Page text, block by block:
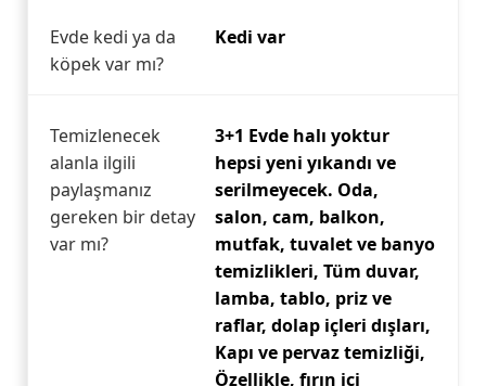
Evde kedi ya da
köpek var mı?
Kedi var
Temizlenecek
alanla ilgili
paylaşmanız
gereken bir detay
var mı?
3+1 Evde halı yoktur
hepsi yeni yıkandı ve
serilmeyecek. Oda,
salon, cam, balkon,
mutfak, tuvalet ve banyo
temizlikleri, Tüm duvar,
lamba, tablo, priz ve
raflar, dolap içleri dışları,
Kapı ve pervaz temizliği,
Özellikle, fırın içi